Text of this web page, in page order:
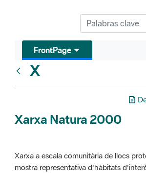
FrontPage
X
Xarxa Natura 2000
Xarxa a escala comunitària de llocs
mostra representativa d'hàbitats